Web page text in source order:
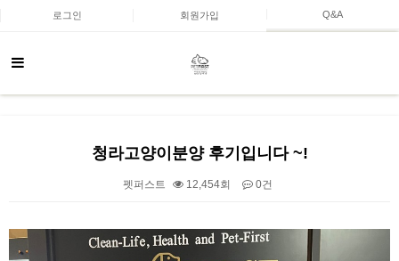
로그인 회원가입 Q&A
청라고양이분양 후기입니다 ~!
펫퍼스트 12,454회 0건
본문